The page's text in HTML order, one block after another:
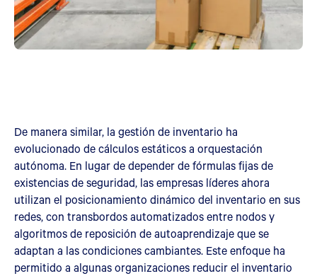
De manera similar, la gestión de inventario ha
evolucionado de cálculos estáticos a orquestación
autónoma. En lugar de depender de fórmulas fijas de
existencias de seguridad, las empresas líderes ahora
utilizan el posicionamiento dinámico del inventario en sus
redes, con transbordos automatizados entre nodos y
algoritmos de reposición de autoaprendizaje que se
adaptan a las condiciones cambiantes. Este enfoque ha
permitido a algunas organizaciones reducir el inventario